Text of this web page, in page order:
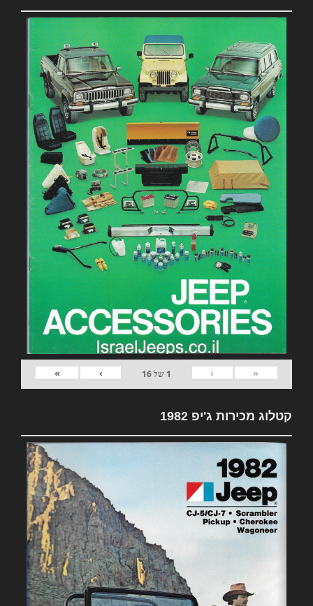
«
‹
1 של16
›
»
קטלוג מכירות ג'יפ 1982